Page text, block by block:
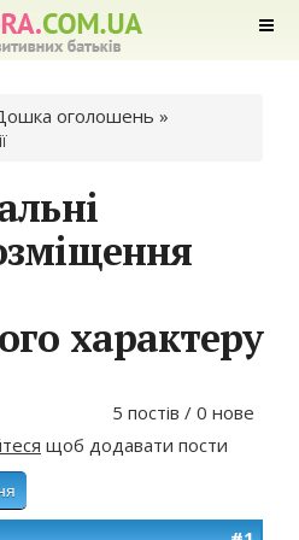
оголошень »
характеру
5 постів / 0 нове
щоб додавати пости